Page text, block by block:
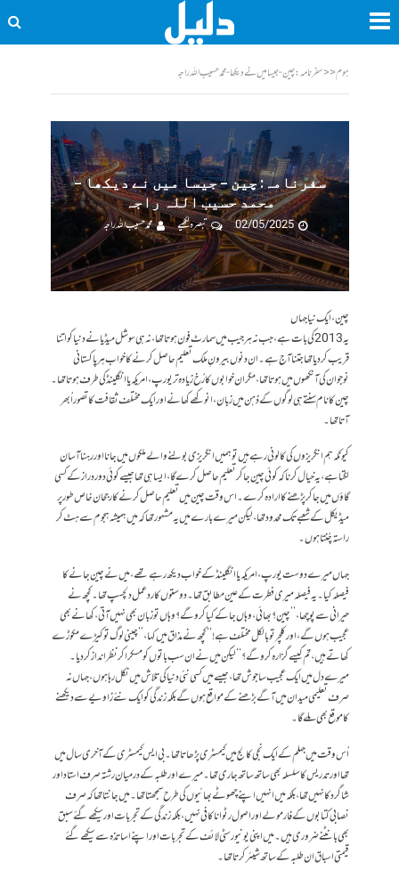
ہوم<<سفرنامہ: چین - جیسا میں نے دیکھا - محمد حسیب اللہ راجہ
سفرنامہ: چین – جیسا میں نے دیکھا –
محمد حسیب اللہ راجہ
02/05/2025
تبصرہ لکھیے محمد حسیب اللہ راجہ
چین، ایک نیا جہاں
یہ 2013 کی بات ہے، جب نہ ہر جیب میں سمارٹ فون ہوتا تھا، نہ ہی سوشل میڈیا نے دنیا کو اتنا
قریب کر دیا تھا جتنا آج ہے۔ ان دنوں بیرونِ ملک تعلیم حاصل کرنے کا خواب ہر پاکستانی
نوجوان کی آنکھوں میں ہوتا تھا، مگر ان خوابوں کا رُخ زیادہ تر یورپ، امریکہ یا انگلینڈ کی طرف ہوتا تھا۔
چین کا نام سنتے ہی لوگوں کے ذہن میں زبان، انوکھے کھانے اور ایک مختلف ثقافت کا تصور اُبھر
آتا تھا۔
کیونکہ ہم انگریزوں کی کالونی رہے ہیں تو ہمیں انگریزی بولنے والے ملکوں میں جانا اور رہنا آسان
لگتا ہے، یہ خیال کرنا کہ کوئی چین جا کر تعلیم حاصل کرے گا، ایسا ہی تھا جیسے کوئی دور دراز کے کسی
گاؤں میں جا کر پڑھنے کا ارادہ کرے۔ اس وقت چین میں تعلیم حاصل کرنے کا رجحان خاص طور پر
میڈیکل کے شعبے تک محدود تھا، لیکن میرے بارے میں یہ مشہور تھا کہ میں ہمیشہ ہجوم سے ہٹ کر
راستہ چُنتا ہوں۔
جہاں میرے دوست یورپ، امریکہ یا انگلینڈ کے خواب دیکھ رہے تھے، میں نے چین جانے کا
فیصلہ کیا۔ یہ فیصلہ میری فطرت کے عین مطابق تھا۔ دوستوں کا ردعمل دلچسپ تھا۔ کچھ نے
حیرانی سے پوچھا، ’’چین؟ بھائی، وہاں جا کے کیا کرو گے؟ وہاں تو زبان بھی نہیں آتی، کھانے بھی
عجیب ہوں گے، اور کلچر تو بالکل مختلف ہے!‘‘ کچھ نے مذاق میں کہا، ’’چینی لوگ تو کیڑے مکوڑے
کھاتے ہیں، تم کیسے گزارہ کرو گے؟‘‘ لیکن میں نے ان سب باتوں کو مسکرا کر نظرانداز کر دیا۔
میرے دل میں ایک عجیب سا جوش تھا، جیسے میں کسی نئی دنیا کی تلاش میں نکل رہا ہوں، جہاں نہ
صرف تعلیمی میدان میں آگے بڑھنے کے مواقع ہوں گے بلکہ زندگی کو ایک نئے زاویے سے دیکھنے
کا موقع بھی ملے گا۔
اُس وقت میں جہلم کے ایک نجی کالج میں کیمسٹری پڑھاتا تھا۔ بی ایس کیمسٹری کے آخری سال میں
تھا اور تدریس کا سلسلہ بھی ساتھ ساتھ جاری تھا۔ میرے اور طلبہ کے درمیان رشتہ صرف استاد اور
شاگرد کا نہیں تھا، بلکہ میں انہیں اپنے چھوٹے بھائیوں کی طرح سمجھتا تھا۔ میں جانتا تھا کہ صرف
نصابی کتابوں کے فارمولے اور اصول رٹوانا کافی نہیں، بلکہ زندگی کے تجربات اور سیکھے گئے سبق
بھی بانٹنے ضروری ہیں۔ میں اپنی یونیورسٹی لائف کے تجربات اور اپنے اساتذہ سے سیکھے گئے
قیمتی اسباق ان طلبہ کے ساتھ شیئر کرتا تھا۔